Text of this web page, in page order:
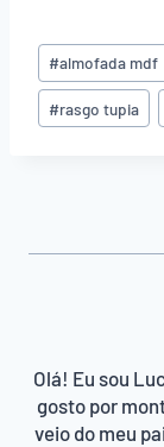
Tags
do
Post:
#almofada mdf
#rasgo tupia
Olá! Eu sou
gosto por
veio do meu